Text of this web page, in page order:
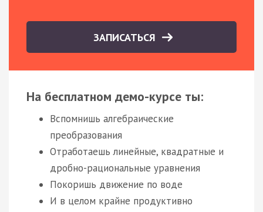
ЗАПИСАТЬСЯ
На бесплатном демо-курсе ты:
Вспомнишь алгебраические
преобразования
Отработаешь линейные, квадратные и
дробно-рациональные уравнения
Покоришь движение по воде
И в целом крайне продуктивно